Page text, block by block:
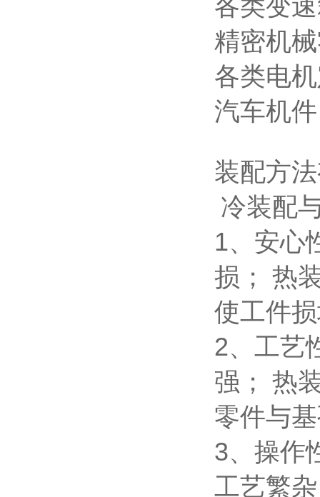
各类变
精密机
各类电
汽车机
装配方
冷装配
1、 安心
损；
热
使工件
2、工艺
强；
热
零件与
3、操作
工艺繁